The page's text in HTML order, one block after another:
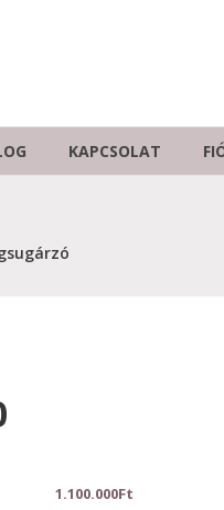
KAPCSOLAT
1.100.000Ft